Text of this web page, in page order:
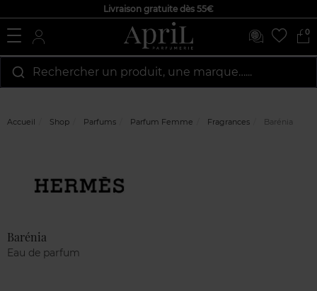
Livraison gratuite dès 55€
0
Rechercher un produit, une marque…...
Accueil Shop Parfums Parfum Femme Fragrances Barénia
Barénia
Eau de parfum